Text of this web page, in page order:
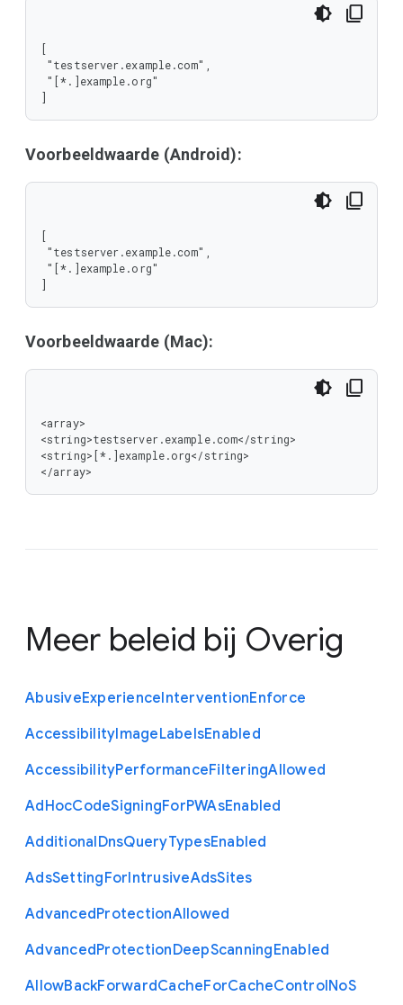
[
]
Voorbeeldwaarde (Android):
[
]
Voorbeeldwaarde (Mac):
<array>
<string>testserver.example.com</string>
<string>[*.]example.org</string>
</array>
Meer beleid bij Overig
AbusiveExperienceInterventionEnforce
AccessibilityImageLabelsEnabled
AccessibilityPerformanceFilteringAllowed
AdHocCodeSigningForPWAsEnabled
AdditionalDnsQueryTypesEnabled
AdsSettingForIntrusiveAdsSites
AdvancedProtectionAllowed
AdvancedProtectionDeepScanningEnabled
AllowBackForwardCacheForCacheControlNoS